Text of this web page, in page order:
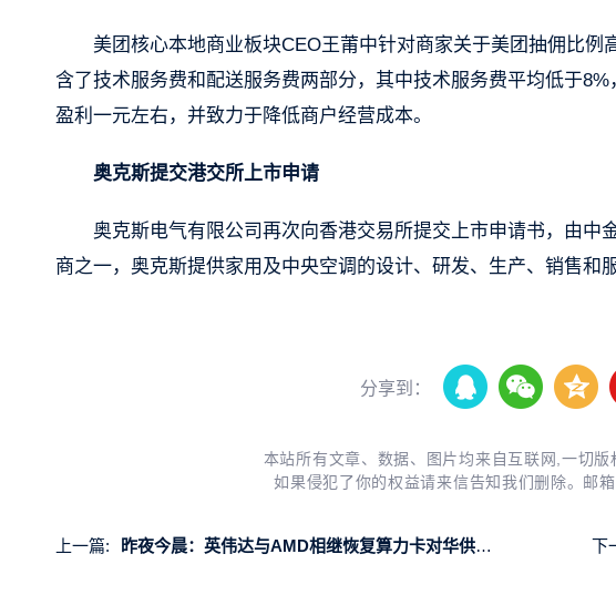
美团核心本地商业板块CEO王莆中针对商家关于美团抽佣比
含了技术服务费和配送服务费两部分，其中技术服务费平均低于
盈利一元左右，并致力于降低商户经营成本。
奥克斯提交港交所上市申请
奥克斯电气有限公司再次向香港交易所提交上市申请书，由中
商之一，奥克斯提供家用及中央空调的设计、研发、生产、销售和
分享到：
本站所有文章、数据、图片均来自互联网,一切版
如果侵犯了你的权益请来信告知我们删除。邮箱
上一篇: 昨夜今晨：英伟达与AMD相继恢复算力卡对华供应 荣耀X70手机发布 下